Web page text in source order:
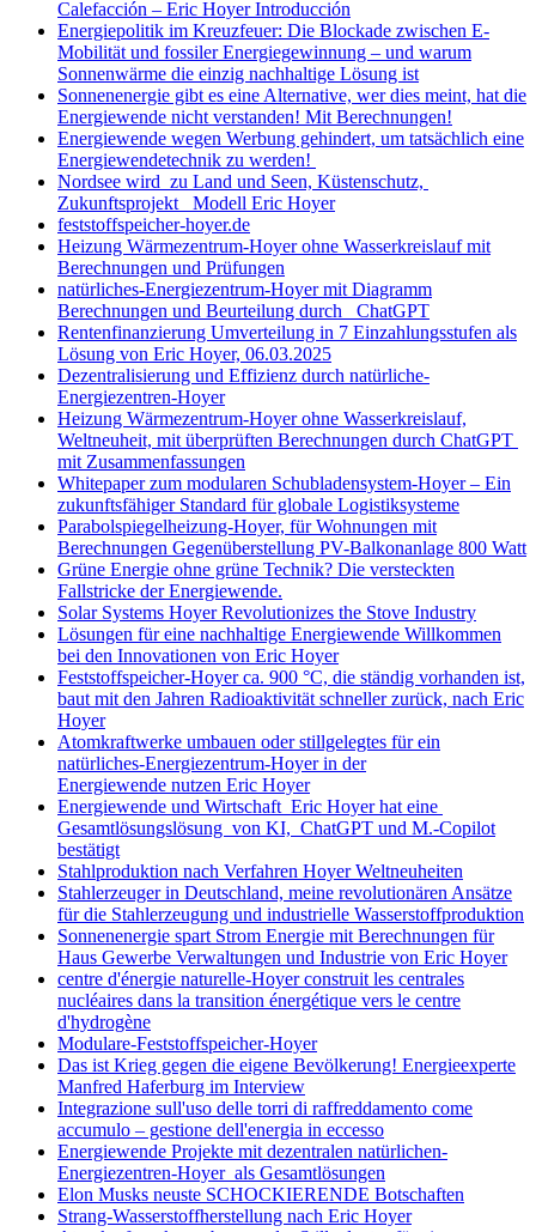
Calefacción – Eric Hoyer Introducción
Energiepolitik im Kreuzfeuer: Die Blockade zwischen E-
Mobilität und fossiler Energiegewinnung – und warum
Sonnenwärme die einzig nachhaltige Lösung ist
Sonnenenergie gibt es eine Alternative, wer dies meint, hat die
Energiewende nicht verstanden! Mit Berechnungen!
Energiewende wegen Werbung gehindert, um tatsächlich eine
Energiewendetechnik zu werden!
Nordsee wird zu Land und Seen, Küstenschutz,
Zukunftsprojekt Modell Eric Hoyer
feststoffspeicher-hoyer.de
Heizung Wärmezentrum-Hoyer ohne Wasserkreislauf mit
Berechnungen und Prüfungen
natürliches-Energiezentrum-Hoyer mit Diagramm
Berechnungen und Beurteilung durch ChatGPT
Rentenfinanzierung Umverteilung in 7 Einzahlungsstufen als
Lösung von Eric Hoyer, 06.03.2025
Dezentralisierung und Effizienz durch natürliche-
Energiezentren-Hoyer
Heizung Wärmezentrum-Hoyer ohne Wasserkreislauf,
Weltneuheit, mit überprüften Berechnungen durch ChatGPT
mit Zusammenfassungen
Whitepaper zum modularen Schubladensystem-Hoyer – Ein
zukunftsfähiger Standard für globale Logistiksysteme
Parabolspiegelheizung-Hoyer, für Wohnungen mit
Berechnungen Gegenüberstellung PV-Balkonanlage 800 Watt
Grüne Energie ohne grüne Technik? Die versteckten
Fallstricke der Energiewende.
Solar Systems Hoyer Revolutionizes the Stove Industry
Lösungen für eine nachhaltige Energiewende Willkommen
bei den Innovationen von Eric Hoyer
Feststoffspeicher-Hoyer ca. 900 °C, die ständig vorhanden ist,
baut mit den Jahren Radioaktivität schneller zurück, nach Eric
Hoyer
Atomkraftwerke umbauen oder stillgelegtes für ein
natürliches-Energiezentrum-Hoyer in der
Energiewende nutzen Eric Hoyer
Energiewende und Wirtschaft Eric Hoyer hat eine
Gesamtlösungslösung von KI, ChatGPT und M.-Copilot
bestätigt
Stahlproduktion nach Verfahren Hoyer Weltneuheiten
Stahlerzeuger in Deutschland, meine revolutionären Ansätze
für die Stahlerzeugung und industrielle Wasserstoffproduktion
Sonnenenergie spart Strom Energie mit Berechnungen für
Haus Gewerbe Verwaltungen und Industrie von Eric Hoyer
centre d'énergie naturelle-Hoyer construit les centrales
nucléaires dans la transition énergétique vers le centre
d'hydrogène
Modulare-Feststoffspeicher-Hoyer
Das ist Krieg gegen die eigene Bevölkerung! Energieexperte
Manfred Haferburg im Interview
Integrazione sull'uso delle torri di raffreddamento come
accumulo – gestione dell'energia in eccesso
Energiewende Projekte mit dezentralen natürlichen-
Energiezentren-Hoyer als Gesamtlösungen
Elon Musks neuste SCHOCKIERENDE Botschaften
Strang-Wasserstoffherstellung nach Eric Hoyer